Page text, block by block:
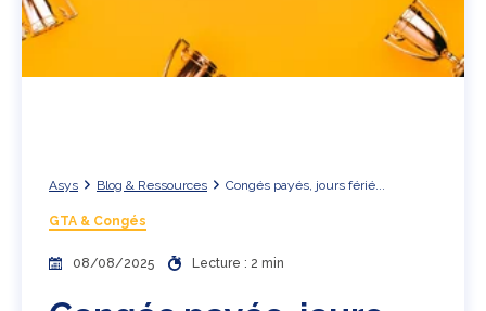
Asys Blog & Ressources Congés payés, jours férié...
GTA & Congés
08/08/2025 Lecture : 2 min